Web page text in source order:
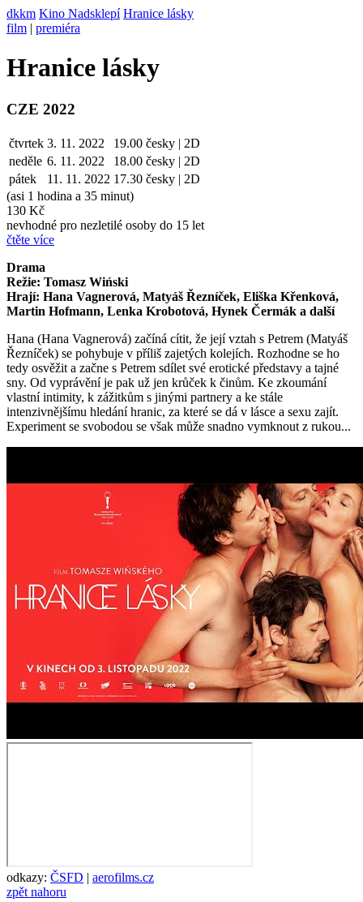
dkkm Kino Nadsklepí Hranice lásky
film | premiéra
Hranice lásky
CZE 2022
čtvrtek 3. 11. 2022 19.00 česky | 2D
neděle 6. 11. 2022 18.00 česky | 2D
pátek
11. 11. 2022 17.30 česky | 2D
(asi 1 hodina a 35 minut)
130 Kč
nevhodné pro nezletilé osoby do 15 let
čtěte více
Drama
Režie: Tomasz Wiński
Hrají: Hana Vagnerová, Matyáš Řezníček, Eliška Křenková,
Martin Hofmann, Lenka Krobotová, Hynek Čermák a další
Hana (Hana Vagnerová) začíná cítit, že její vztah s Petrem (Matyáš
Řezníček) se pohybuje v příliš zajetých kolejích. Rozhodne se ho
tedy osvěžit a začne s Petrem sdílet své erotické představy a tajné
sny. Od vyprávění je pak už jen krůček k činům. Ke zkoumání
vlastní intimity, k zážitkům s jinými partnery a ke stále
intenzivnějšímu hledání hranic, za které se dá v lásce a sexu zajít.
Experiment se svobodou se však může snadno vymknout z rukou...
odkazy: ČSFD | aerofilms.cz
zpět nahoru